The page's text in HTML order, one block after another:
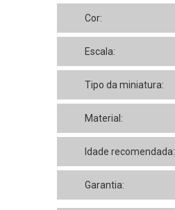
Cor:
Escala:
Tipo da miniatura:
Material:
Idade recomendada:
Garantia: